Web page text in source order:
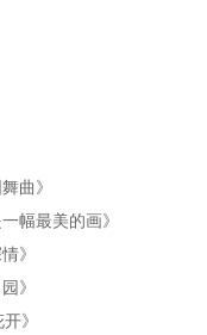
曲》
幅最美的画》
》
》
》